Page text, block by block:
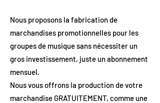
Nous proposons la fabrication de
marchandises promotionnelles pour les
groupes de musique sans nécessiter un
gros investissement, juste un abonnement
mensuel.
Nous vous offrons la production de votre
marchandise GRATUITEMENT, comme une